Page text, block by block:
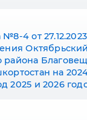
4 от
района
на
2025 и 2026